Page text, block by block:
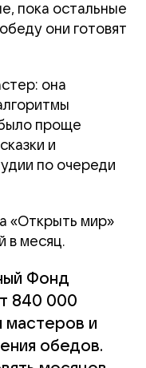
пока остальные
они готовят
она
проще
и
по очереди
«Открыть мир»
в месяц.
Фонд
840 000
мастеров и
обедов.